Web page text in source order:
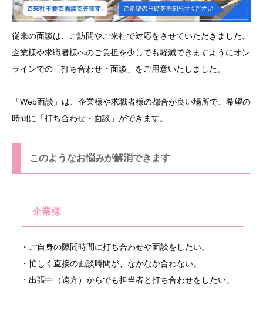
従来の面談は、ご訪問やご来社で対応をさせていただきました。
企業様や求職者様へのご負担を少しでも軽減できますようにオン
ラインでの「打ち合わせ・面談」をご用意いたしました。
「Web面談」は、企業様や求職者様の都合が良い場所で、希望の
時間に「打ち合わせ・面談」ができます。
このようなお悩みが解消できます
企業様
・ご自身の隙間時間に打ち合わせや面談をしたい。
・忙しく直接の面談時間が、なかなか合わない。
・出張中（遠方）からでも担当者と打ち合わせをしたい。